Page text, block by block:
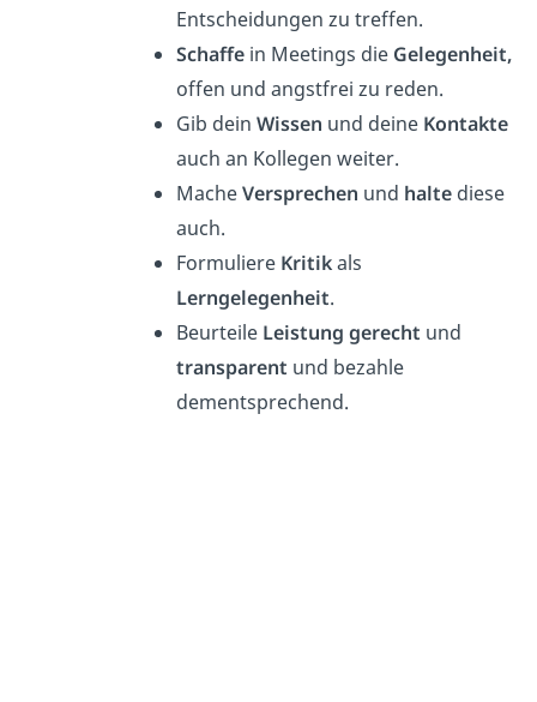
Entscheidungen zu treffen.
Schaffe in Meetings die Gelegenheit,
offen und angstfrei zu reden.
Gib dein Wissen und deine Kontakte
auch an Kollegen weiter.
MacheVersprechen und haltediese
auch.
Formuliere Kritikals
Lerngelegenheit.
Beurteile Leistung gerecht und
transparent und bezahle
dementsprechend.